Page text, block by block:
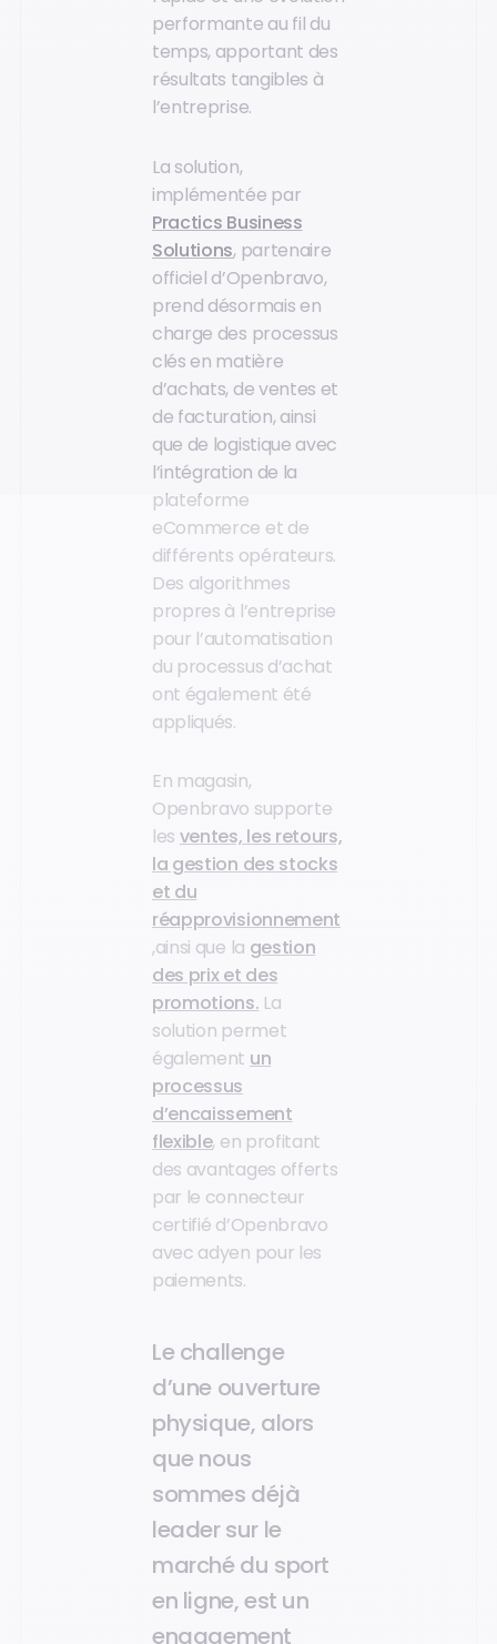
performante au fil du
temps, apportant des
résultats tangibles à
l’entreprise.
La solution,
implémentée par
Practics Business
Solutions, partenaire
officiel d’Openbravo,
prend désormais en
charge des processus
clés en matière
d’achats, de ventes et
de facturation, ainsi
que de logistique avec
l’intégration de la
plateforme
eCommerce et de
différents opérateurs.
Des algorithmes
propres à l’entreprise
pour l’automatisation
du processus d’achat
ont également été
appliqués.
En magasin,
Openbravo supporte
les ventes, les retours,
la gestion des stocks
et du
réapprovisionnement
,ainsi que la gestion
des prix et des
promotions. La
solution permet
également un
processus
d’encaissement
flexible, en profitant
des avantages offerts
par le connecteur
certifié d’Openbravo
avec adyen pour les
paiements.
Le challenge
d’une ouverture
physique, alors
que nous
sommes déjà
leader sur le
marché du sport
en ligne, est un
engagement